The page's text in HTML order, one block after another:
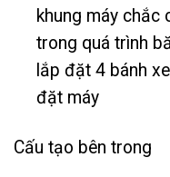
khung máy chắc
trong quá trình
lắp đặt 4 bánh
đặt máy
Cấu tạo bên trong